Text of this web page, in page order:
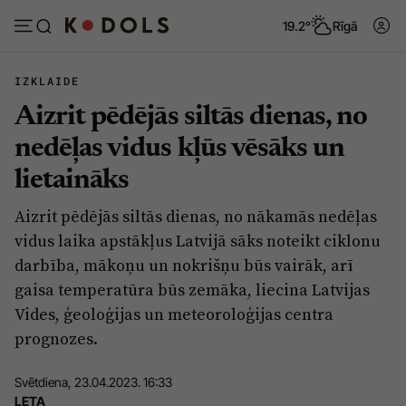
19.2° Rīgā
Abonēt Pieslēgties
Ziņas
Politika
Pašvaldības
Izglītība
Veselība
Vide
Viedokļi
Dzīve un ticība
Ekonomika
Krimināli
IZKLAIDE
Aizrit pēdējās siltās dienas, no
nedēļas vidus kļūs vēsāks un
lietaināks
Aizrit pēdējās siltās dienas, no nākamās nedēļas
vidus laika apstākļus Latvijā sāks noteikt ciklonu
darbība, mākoņu un nokrišņu būs vairāk, arī
gaisa temperatūra būs zemāka, liecina Latvijas
Vides, ģeoloģijas un meteoroloģijas centra
prognozes.
Svētdiena, 23.04.2023. 16:33
LETA